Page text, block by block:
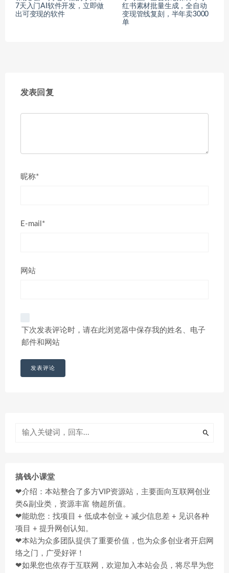
7天入门AI软件开发，立即做
出可变现的软件
红书素材批量生成，全自动
变现管线复刻，半年卖3000
单
发表回复
昵称*
E-mail*
网站
下次发表评论时，请在此浏览器中保存我的姓名、电子
邮件和网站
搞钱小课堂
❤介绍：本站整合了多方VIP资源站，主要面向互联网创业
类&副业类，资源丰富 物超所值。
❤能助您：找项目 + 低成本创业 + 减少信息差 + 见识各种
项目 + 提升网创认知。
❤本站为众多团队提供了重要价值，也为众多创业者开启网
络之门，广受好评！
❤如果您也依存于互联网，欢迎加入本站会员，将尽早为您